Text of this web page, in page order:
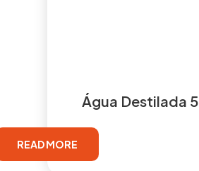
Água Destilada
READ MORE